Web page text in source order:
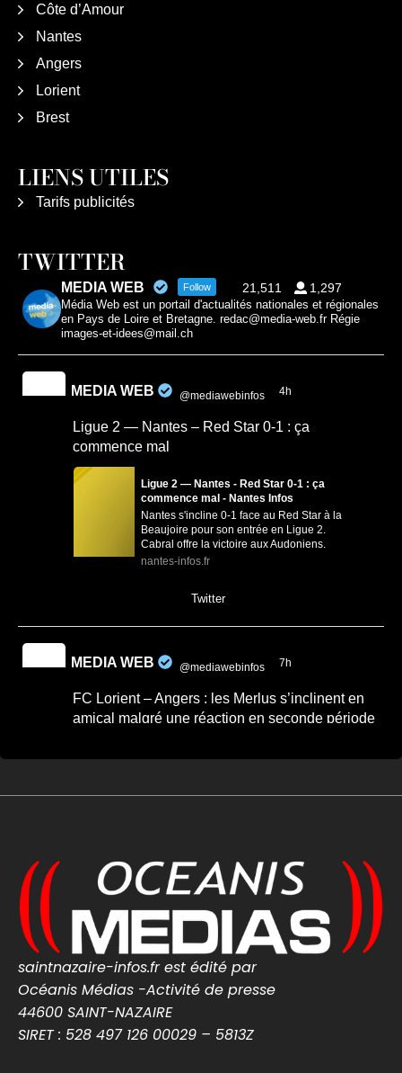
Côte d’Amour
Nantes
Angers
Lorient
Brest
LIENS UTILES
Tarifs publicités
TWITTER
MEDIA WEB Follow 21,511 1,297
Média Web est un portail d'actualités nationales et régionales
en Pays de Loire et Bretagne. redac@media-web.fr Régie
images-et-idees@mail.ch
MEDIA WEB @mediawebinfos 4h
Ligue 2 — Nantes – Red Star 0-1 : ça
commence mal
Ligue 2 — Nantes - Red Star 0-1 : ça
commence mal - Nantes Infos
Nantes s'incline 0-1 face au Red Star à la
Beaujoire pour son entrée en Ligue 2.
Cabral offre la victoire aux Audoniens.
nantes-infos.fr
Twitter
MEDIA WEB @mediawebinfos 7h
FC Lorient – Angers : les Merlus s’inclinent en
amical malgré une réaction en seconde période
0 0 Twitter
MEDIA WEB @mediawebinfos 7 Août
Une arnaque aux faux agents refait surface en
Loire-Atlantique : la police appelle à la vigilance
Une arnaque aux faux agents refait
saintnazaire-infos.fr est édité par
Océanis Médias -Activité de presse
44600 SAINT-NAZAIRE
SIRET : 528 497 126 00029 – 5813Z